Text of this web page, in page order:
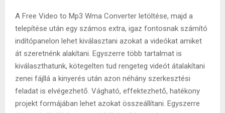
A Free Video to Mp3 Wma Converter letöltése, majd a
telepítése után egy számos extra, igaz fontosnak számító
indítópanelon lehet kiválasztani azokat a videókat amiket
át szeretnénk alakítani. Egyszerre több tartalmat is
kiválaszthatunk, kötegelten tud rengeteg videót átalakítani
zenei fájllá a kinyerés után azon néhány szerkesztési
feladat is elvégezhető. Vágható, effektezhető, hatékony
projekt formájában lehet azokat összeállítani. Egyszerre